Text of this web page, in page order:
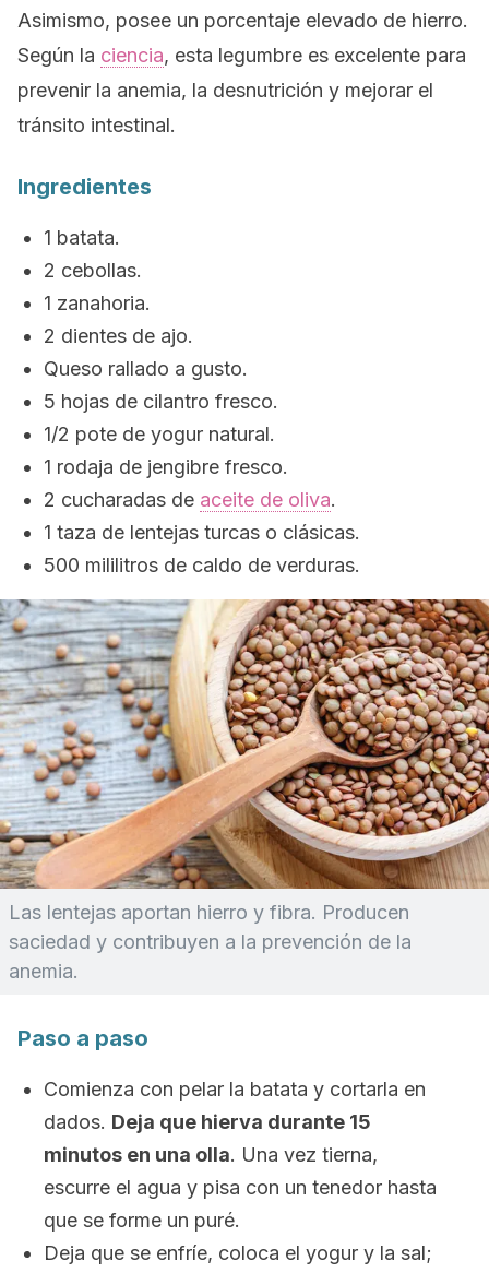
Asimismo, posee un porcentaje elevado de hierro.
Según la ciencia, esta legumbre es excelente para
prevenir la anemia, la desnutrición y mejorar el
tránsito intestinal.
Ingredientes
1 batata.
2 cebollas.
1 zanahoria.
2 dientes de ajo.
Queso rallado a gusto.
5 hojas de cilantro fresco.
1/2 pote de yogur natural.
1 rodaja de jengibre fresco.
2 cucharadas de aceite de oliva.
1 taza de lentejas turcas o clásicas.
500 mililitros de caldo de verduras.
Las lentejas aportan hierro y fibra. Producen
saciedad y contribuyen a la prevención de la
anemia.
Paso a paso
Comienza con pelar la batata y cortarla en
dados. Deja que hierva durante 15
minutos en una olla. Una vez tierna,
escurre el agua y pisa con un tenedor hasta
que se forme un puré.
Deja que se enfríe, coloca el yogur y la sal;